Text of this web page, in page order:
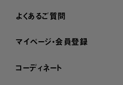
よくあるご質問
マイページ・会員登録
コーディネート